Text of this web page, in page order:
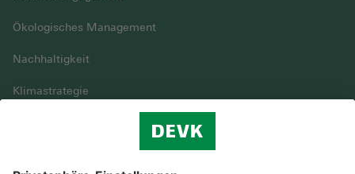
Ökologisches Management
Nachhaltigkeit
Klimastrategie